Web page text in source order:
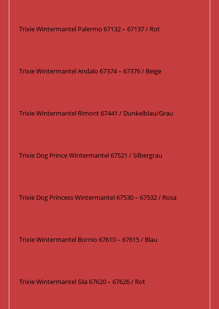
Trixie Wintermantel Palermo 67132 – 67137 / Rot
Trixie Wintermantel Andalo 67374 – 67376 / Beige
Trixie Wintermantel Rimont 67441 / Dunkelblau/Grau
Trixie Dog Prince Wintermantel 67521 / Silbergrau
Trixie Dog Princess Wintermantel 67530 – 67532 / Rosa
Trixie Wintermantel Bornio 67610 – 67615 / Blau
Trixie Wintermantel Sila 67620 – 67626 / Rot